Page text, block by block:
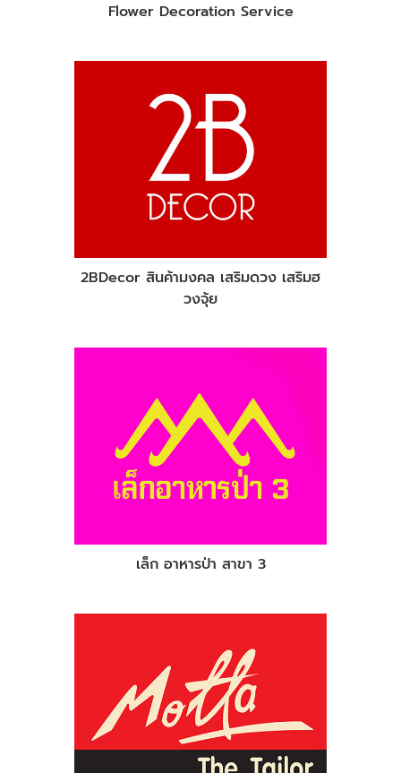
Flower Decoration Service
2BDecor สินค้ามงคล เสริมดวง เสริมฮ
วงจุ้ย
เล็ก อาหารป่า สาขา 3